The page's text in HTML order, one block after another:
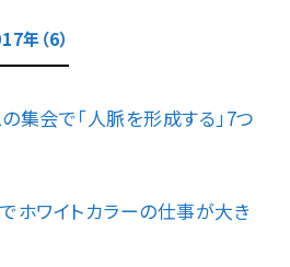
年（6）
会で「人脈を形成する」7つ
ホワイトカラーの仕事が大き